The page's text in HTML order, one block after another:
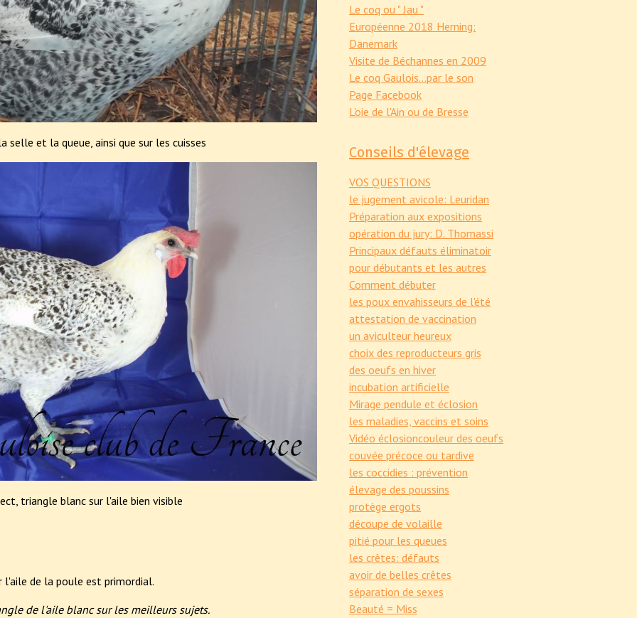
selle et la queue, ainsi que sur les cuisses
triangle blanc sur l'aile bien visible
de la poule est primordial.
de l'aile blanc sur les meilleurs sujets.
Le coq ou " Jau "
Européenne 2018 Herning:
Danemark
Visite de Béchannes en 2009
Le coq Gaulois...par le son
Page Facebook
L'oie de l'Ain ou de Bresse
Conseils d'élevage
VOS QUESTIONS
le jugement avicole: Leuridan
Préparation aux expositions
opération du jury: D. Thomassi
Principaux défauts éliminatoir
pour débutants et les autres
Comment débuter
les poux envahisseurs de l'été
attestation de vaccination
un aviculteur heureux
choix des reproducteurs gris
des oeufs en hiver
incubation artificielle
Mirage pendule et éclosion
les maladies, vaccins et soins
Vidéo éclosioncouleur des oeufs
couvée précoce ou tardive
les coccidies : prévention
élevage des poussins
protège ergots
découpe de volaille
pitié pour les queues
les crêtes: défauts
avoir de belles crêtes
séparation de sexes
Beauté = Miss